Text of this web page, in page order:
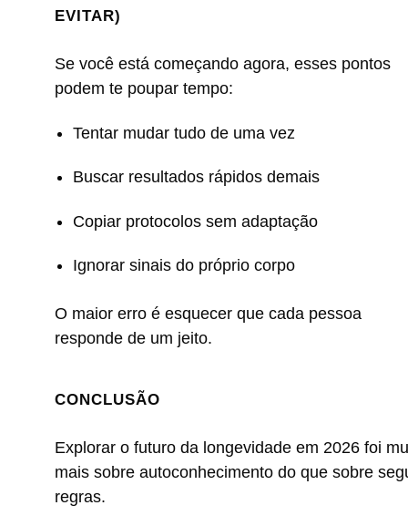
EVITAR)
Se você está começando agora, esses pontos
podem te poupar tempo:
Tentar mudar tudo de uma vez
Buscar resultados rápidos demais
Copiar protocolos sem adaptação
Ignorar sinais do próprio corpo
O maior erro é esquecer que cada pessoa
responde de um jeito.
CONCLUSÃO
Explorar o futuro da longevidade em 2026 foi
mais sobre autoconhecimento do que sobre
regras.